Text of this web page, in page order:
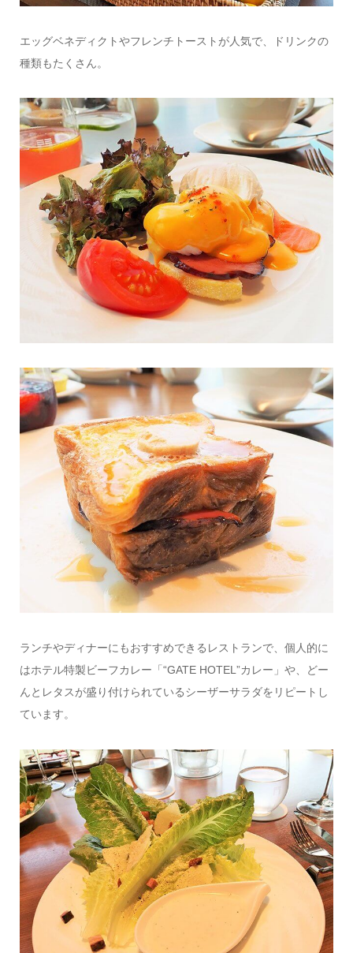
エッグベネディクトやフレンチトーストが人気で、ドリンクの
種類もたくさん。
ランチやディナーにもおすすめできるレストランで、個人的に
はホテル特製ビーフカレー「“GATE HOTEL”カレー」や、どー
んとレタスが盛り付けられているシーザーサラダをリピートし
ています。